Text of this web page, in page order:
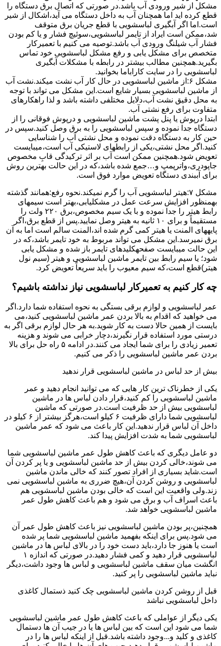
مشکل از شیر ورودی آب باشد.در صورتی که اتصال برق دستگاه را
قطع کرده اید اما همچنان آب به داخل دستگاه می آید،اشکال از شیر
است.اما اگر آبگیری لباسشویی با قطع جریان برق متوقف
شد،ممکن است ایراد از تایمر لباسشویی،سوئیچ فشار و یا کم بودن
فشار آب شیلنگ ورودی آب باشد.توصیه می کنیم با تعمیرکار
متخصص برای مشکل یابی و رفع مشکل لباسشویی خود تماس
بگیرید.همچنین مطالب بیشتر در رابطه با مشکلات آبگیری
لباسشویی را در سایت کاراباما بخوانید.
مشکل ۶:از ﻣﺎﺷﯿﻦ لباسشویی در ﺣﺎل ﮐﺎر آب ﻧﺸﺖ میکند.نشت آب
از ماشین لباسشویی بسیار شایع است.این مشکل می تواند با توجه
به محل دقیق نشت آب،دلایل مختلفی داشته باشد و لذا راهکارهای
متفاوت برای رفع نشتی آب.
ابتدا درپوش یا پنل ﭘﺸﺖ ﻣﺎﺷﯿﻦ لباسشویی و درپوش ﻓﻮﻗﺎﻧﯽ را از
دستگاه ﺟﺪا ﻧﻤﻮده و ﺳﭙﺲ لباسشویی را ﺑﻪ ﺑﺮق وصل ﮐﻨﯿﺪ.سپس در
حین کار به دستگاه دقت نموده و ﻣﺤﻞ نشتی آب را ﺷﻨﺎﺳﺎﯾﯽ
کنید.اﮔﺮ ﻣﺤﻞ نشتی،ﯾﮑﯽ از رابطهای ﻻﺳﺘﯿﮑﯽ آب اﺳﺖ،میبایست
ﺗﻌﻮﯾﺾ شود.همچنین ﻣﻤﮑﻦ اﺳﺖ آب بر اثر ﺗﺮﮐﯿﺪﮔﯽ قابِ ﻣﺨﺼﻮص
ﺟﺎﭘﻮدری،واترپمپ و…جمع شده ﺑﺎﺷﺪ،ﮐﻪ در این حالت بهترین روش
برای آببندی دستگاه ﺗﻌﻮﯾﺾ ﻣﻮارد ﻓﻮق اﺳﺖ.
مشکل ۷:ﻫﯿﺘﺮ لباسشویی آب را ﮔﺮم نمیکند.نحوه رﻓﻊ:ﻫﻤﺎﻧﻨﺪ ﮔﺬﺷﺘﻪ
بهمنظور اﻓﺰاﯾﺶ ﺳﺮﻋﺖ ﻋﻤﻞ در مشکلیابی،بهتر است سیمهای
راﺑﻂ ﻫﯿﺘﺮ را ﺟﺪا ﻧﻤﻮده و ﺑﺎ ﯾﮏ ﺳﯿﻢ ﻣﺨﺼﻮص،برق ۲۲۰ ولت را
مستقیماً و برای ۱۰ ﺛﺎﻧﯿﻪ ﺑﻪ ﻫﯿﺘﺮ وصل نمایید.ﭘﺲ از ﻗﻄﻊ ﺑﺮق،اﮔﺮ
پایههای اﻟﻤﻨﺖ یا هیتر کمی ﮔﺮم ﺷﺪه اند،اﻟﻤﻨﺖ ﺳﺎﻟﻢ است اما ﺑﻪ آن
ﺑﺮق نمیرسد.اﯾﻦ ﻣﺸﮑﻞ می تواند مربوط به ﺧﻮد ﺗﺎﯾﻤﺮ باشد،ﮐﻪ در
این حالت میبایست صفحهکلیدهای ﺗﺎﯾﻤﺮ باز شده و مشکل یابی
شود؛ ﯾﺎ ﺳﯿﻢ راﺑﻂ ﺑﯿﻦ ﺗﺎﯾﻤﺮ ماشین لباسشویی و ﻫﯿﺘﺮ (سیم ﻧﻮل
ﻫﯿﺘﺮ)ﻗﻄﻊ اﺳﺖ،ﮐﻪ ﺳﯿﻢ ﻣﻌﯿﻮب را ﺑﺎﯾﺪ سریعاً ﺗﻌﻮﯾﺾ کرد.
چه کار کنیم به تعمیرکار لباسشویی نیاز نداشته باشیم؟
عمر لباسشویی و لوازم برقی بستگی به نحوه استفاده شما دارد.اگر
می خواهید که اقدام به بالا بردن عمر ماشین لباسشویی کنید،می
بایست از همین حالا دست به کار شوید.به هر حال لوازم برقی اگر به
درستی مورد استفاده قرار نگیرند،دچار خرابی می شوند و هزینه
تعمیر زیادی را برای شما ایجاد می کنند.در ادامه ۵ راه حل برای بالا
بردن عمر ماشین لباسشویی را ذکر می کنیم.
بیش از حد لباس در ماشین لباسشویی قرار ندهید
یکی از خطرناک ترین کار هایی که می توانید انجام دهید و عمر
ماشین لباسشویی را کم کنید،قرار دادن لباس ها در ماشین
لباسشویی بیش از حد ظرفیت است.در صورتی که ماشین
لباسشویی شما دارای ظرفیت ۶ کیلو است،هرگز بیشتر از ۶ کیلو در
داخل آن لباس قرار ندهید.این کار باعث می شود که عمر ماشین
لباسشویی شما به شدت افزایش پیدا کند.
دو عامل دیگری که باعث کاهش طول عمر ماشین لباسشویی شما
می شوند،خالی کردن بیش از حد ماشین لباسشویی و یا پر کردن آن
است.شاید بسیاری از افراد تصور کنند که خالی ماندن ماشین
لباسشویی و روشن کردن آن،هیچ ضرری به ماشین لباسشویی نمی
زند.ولی واقعیت این است که خالی بودن ماشین لباسشویی هم
باعث اسراف آب و برق می شود و هم باعث کاهش طول عمر
ماشین لباسشویی خواهد شد.
همچنین،پر بودن ماشین لباسشویی نیز باعث کاهش طول عمر آن
می شود.پس برای اینکه بفهمید ماشین لباسشویی شما پر شده
است یا هنوز جا دارد،باید دست خود را در بالای لباس ها در ماشین
لباسشویی قرار دهید و کمی فشار دهید.در صورتی که اندازه ۱
انگشت میان سقف ماشین لباسشویی و لباس ها وجود داشت،دیگر
نباید ماشین لباسشویی را پر کنید.
قبل از روشن کردن ماشین لباسشویی چک کنید ذستمال کاغذی
داخل لباسشویی نباشد
یکی دیگر از عواملی که باعث کاهش طول عمر ماشین لباسشویی
شما می شود این است که بین لباس ها یا در جیب آن ها دستمال
کاغذی و کلید و...وجود داشته باشد.قبل از اینکه لباس ها را در